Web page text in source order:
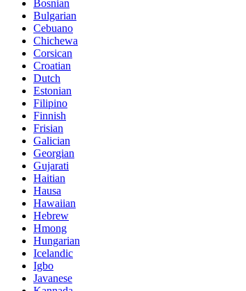
Bosnian
Bulgarian
Cebuano
Chichewa
Corsican
Croatian
Dutch
Estonian
Filipino
Finnish
Frisian
Galician
Georgian
Gujarati
Haitian
Hausa
Hawaiian
Hebrew
Hmong
Hungarian
Icelandic
Igbo
Javanese